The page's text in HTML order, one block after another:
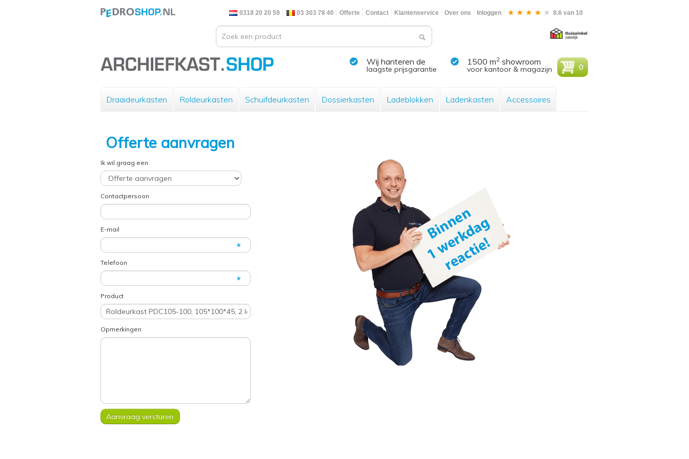
0318 20 20 59 03 303 78 40 Offerte Contact Klantenservice Over ons Inloggen 8.6 van 10
Wij hanteren de
laagste prijsgarantie
1500 m2 showroom
voor kantoor & magazijn 0
Draaideurkasten Roldeurkasten Schuifdeurkasten Dossierkasten Ladeblokken Ladenkasten Accessoires
Offerte aanvragen
Ik wil graag een
Contactpersoon
E-mail
Telefoon
Product
Opmerkingen